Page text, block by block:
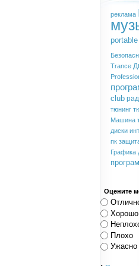
реклама
portable
Trance
club
тюнинг
Машина
диски
пк
Графика
Оцените
Хорошо
Плохо
Ужасно